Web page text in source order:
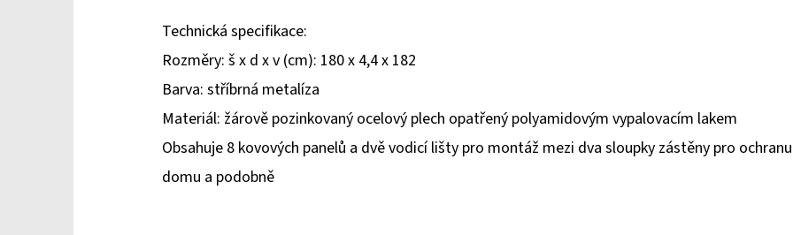
Technická specifikace:
Rozměry: š x d x v (cm): 180 x 4,4 x 182
Barva: stříbrná metalíza
Materiál: žárově pozinkovaný ocelový plech opatřený polyamidovým vypalovacím lakem
Obsahuje 8 kovových panelů a dvě vodicí lišty pro montáž mezi dva sloupky zástěny pro
domu a podobně